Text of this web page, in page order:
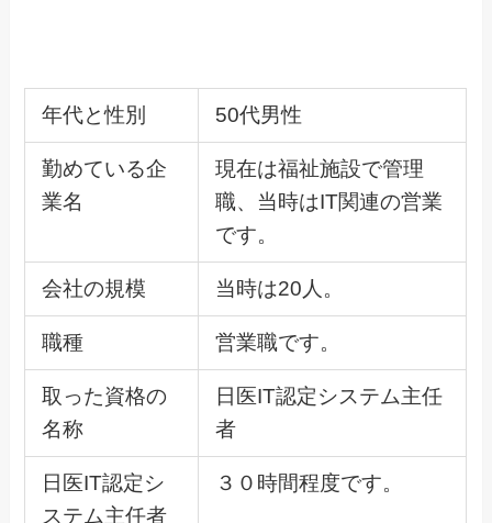
年代と性別 50代男性
勤めている企
業名
現在は福祉施設で管理
職、当時はIT関連の営業
です。
会社の規模 当時は20人。
職種 営業職です。
取った資格の
名称
日医IT認定システム主任
者
日医IT認定シ
ステム主任者
３０時間程度です。